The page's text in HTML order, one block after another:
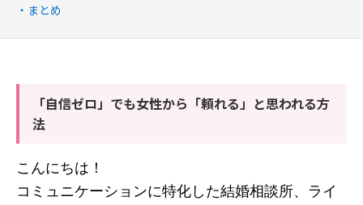
まとめ
「自信ゼロ」でも女性から「頼れる」と思われる方
法
こんにちは！
コミュニケーションに特化した結婚相談所、ライ